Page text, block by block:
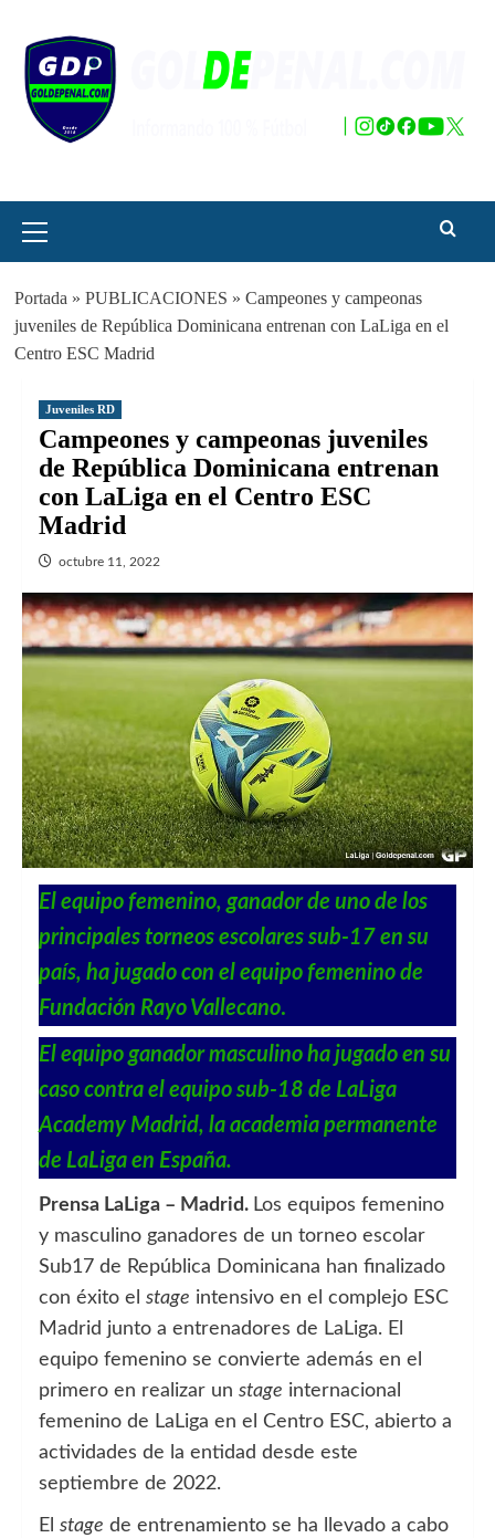
contenido
principal
Portada » PUBLICACIONES » Campeones y campeonas
juveniles de República Dominicana entrenan con LaLiga en el
Centro ESC Madrid
Juveniles RD
Campeones y campeonas juveniles
de República Dominicana entrenan
con LaLiga en el Centro ESC
Madrid
octubre 11, 2022
El equipo femenino, ganador de uno de los
principales torneos escolares sub-17 en su
país, ha jugado con el equipo femenino de
Fundación Rayo Vallecano.
El equipo ganador masculino ha jugado en su
caso contra el equipo sub-18 de LaLiga
Academy Madrid, la academia permanente
de LaLiga en España.
Prensa LaLiga – Madrid. Los equipos femenino
y masculino ganadores de un torneo escolar
Sub17 de República Dominicana han finalizado
con éxito el stage intensivo en el complejo ESC
Madrid junto a entrenadores de LaLiga. El
equipo femenino se convierte además en el
primero en realizar un stage internacional
femenino de LaLiga en el Centro ESC, abierto a
actividades de la entidad desde este
septiembre de 2022.
El stage de entrenamiento se ha llevado a cabo